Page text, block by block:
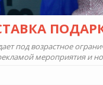
под возрастное
мероприятия и